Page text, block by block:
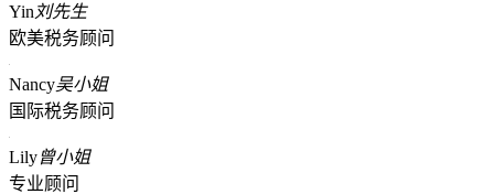
Yin 刘先生
欧美税务顾问
Nancy吴小姐
国际税务顾问
Lily曾小姐
专业顾问